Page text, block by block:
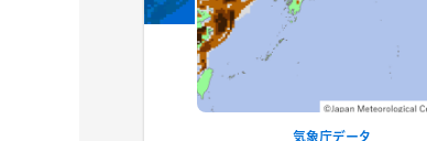
気象庁データ